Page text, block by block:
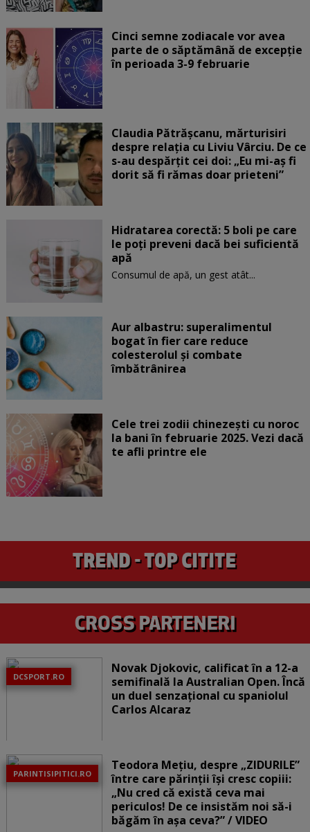
Cinci semne zodiacale vor avea
parte de o săptămână de excepție
în perioada 3-9 februarie
Claudia Pătrășcanu, mărturisiri
despre relația cu Liviu Vârciu. De ce
s-au despărțit cei doi: „Eu mi-aș fi
dorit să fi rămas doar prieteni”
Hidratarea corectă: 5 boli pe care
le poți preveni dacă bei suficientă
apă
Consumul de apă, un gest atât...
Aur albastru: superalimentul
bogat în fier care reduce
colesterolul și combate
îmbătrânirea
Cele trei zodii chinezești cu noroc
la bani în februarie 2025. Vezi dacă
te afli printre ele
DCSPORT.RO
Novak Djokovic, calificat în a 12-a
semifinală la Australian Open. Încă
un duel senzațional cu spaniolul
Carlos Alcaraz
PARINTISIPITICI.RO
Teodora Mețiu, despre „ZIDURILE”
între care părinții își cresc copiii:
„Nu cred că există ceva mai
periculos! De ce insistăm noi să-i
băgăm în așa ceva?” / VIDEO